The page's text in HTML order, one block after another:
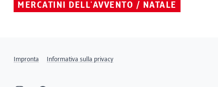
MERCATINI DELL'AVVENTO / NATALE
Impronta Informativa sulla privacy